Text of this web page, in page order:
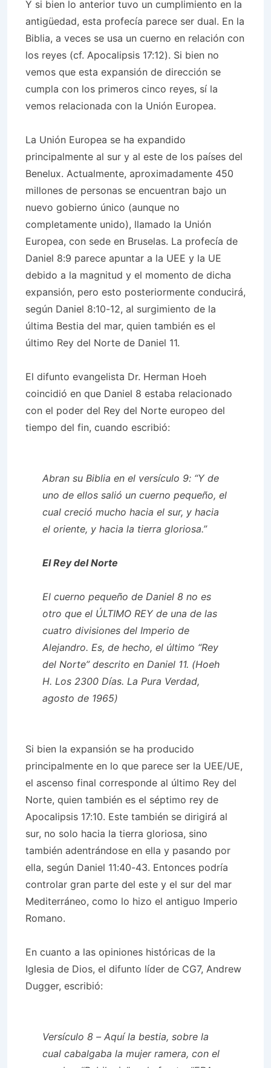
Y si bien lo anterior tuvo un cumplimiento en la
antigüedad, esta profecía parece ser dual. En la
Biblia, a veces se usa un cuerno en relación con
los reyes (cf. Apocalipsis 17:12). Si bien no
vemos que esta expansión de dirección se
cumpla con los primeros cinco reyes, sí la
vemos relacionada con la Unión Europea.
La Unión Europea se ha expandido
principalmente al sur y al este de los países del
Benelux. Actualmente, aproximadamente 450
millones de personas se encuentran bajo un
nuevo gobierno único (aunque no
completamente unido), llamado la Unión
Europea, con sede en Bruselas. La profecía de
Daniel 8:9 parece apuntar a la UEE y la UE
debido a la magnitud y el momento de dicha
expansión, pero esto posteriormente conducirá,
según Daniel 8:10-12, al surgimiento de la
última Bestia del mar, quien también es el
último Rey del Norte de Daniel 11.
El difunto evangelista Dr. Herman Hoeh
coincidió en que Daniel 8 estaba relacionado
con el poder del Rey del Norte europeo del
tiempo del fin, cuando escribió:
Abran su Biblia en el versículo 9: “Y de
uno de ellos salió un cuerno pequeño, el
cual creció mucho hacia el sur, y hacia
el oriente, y hacia la tierra gloriosa.”
El Rey del Norte
El cuerno pequeño de Daniel 8 no es
otro que el ÚLTIMO REY de una de las
cuatro divisiones del Imperio de
Alejandro. Es, de hecho, el último “Rey
del Norte” descrito en Daniel 11. (Hoeh
H. Los 2300 Días. La Pura Verdad,
agosto de 1965)
Si bien la expansión se ha producido
principalmente en lo que parece ser la UEE/UE,
el ascenso final corresponde al último Rey del
Norte, quien también es el séptimo rey de
Apocalipsis 17:10. Este también se dirigirá al
sur, no solo hacia la tierra gloriosa, sino
también adentrándose en ella y pasando por
ella, según Daniel 11:40-43. Entonces podría
controlar gran parte del este y el sur del mar
Mediterráneo, como lo hizo el antiguo Imperio
Romano.
En cuanto a las opiniones históricas de la
Iglesia de Dios, el difunto líder de CG7, Andrew
Dugger, escribió:
Versículo 8 – Aquí la bestia, sobre la
cual cabalgaba la mujer ramera, con el